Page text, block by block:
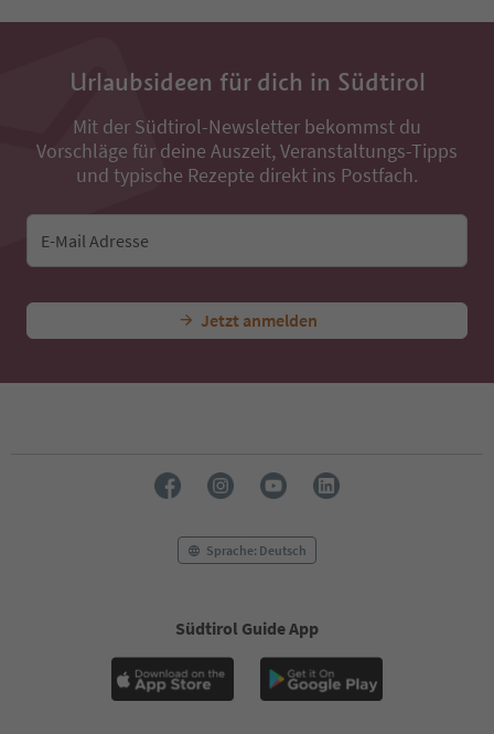
Urlaubsideen für dich in Südtirol
Mit der Südtirol-Newsletter bekommst du
Vorschläge für deine Auszeit, Veranstaltungs-Tipps
und typische Rezepte direkt ins Postfach.
E-Mail Adresse
Jetzt anmelden
Sprache: Deutsch
Südtirol Guide App